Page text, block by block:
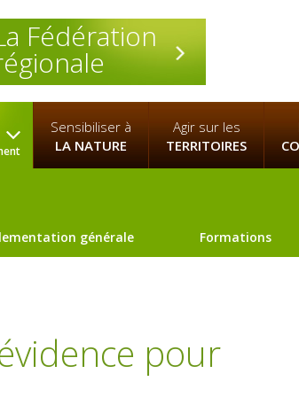
Fédération
Sensibiliser à
LA NATURE
Agir sur les
TERRITOIRES
générale Formations
pour